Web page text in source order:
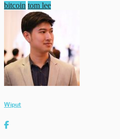
bitcoin tom lee
Wiput